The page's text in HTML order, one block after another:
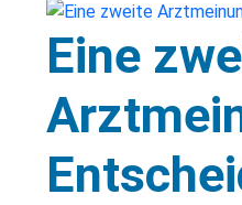
Eine